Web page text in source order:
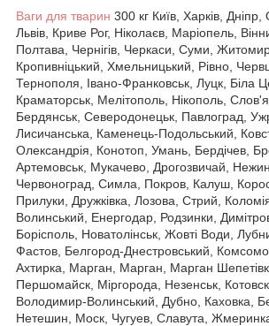
Ваги для тварин 300 кг Київ, Харків,
Львів, Криве Рог, Ніколаєв, Маріопель,
Полтава, Чернігів, Черкаси, Суми,
Кропивніцький, Хмельницький, Рівно,
Тернополя, Івано-Франковськ, Луцк, Біла
Краматорськ, Мелітополь, Нікополь,
Бердянськ, Северодонецьк, Павлоград,
Лисичанська, Каменець-Подольський,
Олександрія, Конотоп, Умань, Бердічев,
Артемовськ, Мукачево, Дрогозвичай,
Червоноград, Симла, Покров, Калуш,
Прилуки, Дружківка, Лозова, Стрий,
Волинський, Енергодар, Родзинки,
Борісполь, Новатолінськ, Жовті Води,
Фастов, Белгород-Днестровський,
Ахтирка, Марган, Марган, Марган
Першомайск, Міргорода, Незенськ,
Володимир-Волинський, Дубно, Каховка,
Нетешин, Моск, Чугуев, Славута,